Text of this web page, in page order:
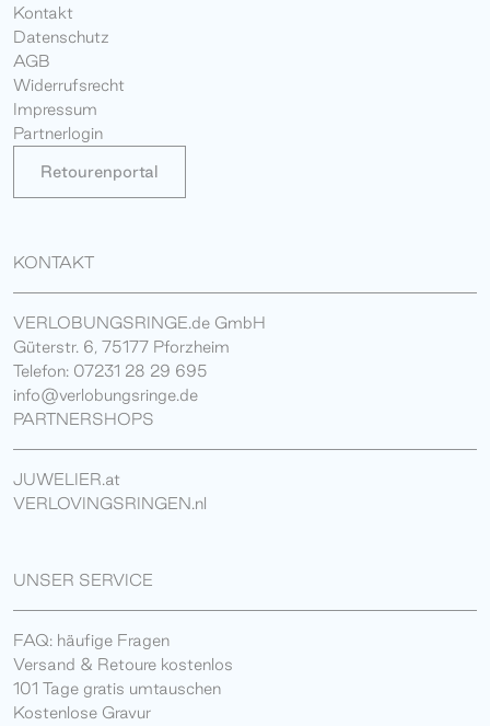
Kontakt
Datenschutz
AGB
Widerrufsrecht
Impressum
Partnerlogin
Retourenportal
KONTAKT
VERLOBUNGSRINGE.de GmbH
Güterstr. 6, 75177 Pforzheim
Telefon: 07231 28 29 695
info@verlobungsringe.de
PARTNERSHOPS
JUWELIER.at
VERLOVINGSRINGEN.nl
UNSER SERVICE
FAQ: häufige Fragen
Versand & Retoure kostenlos
101 Tage gratis umtauschen
Kostenlose Gravur